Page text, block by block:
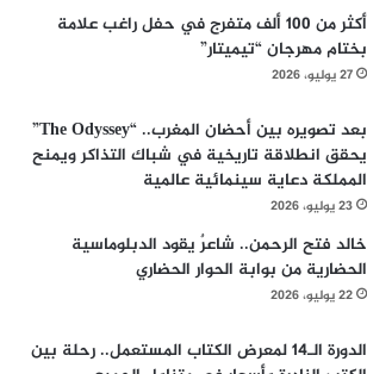
أكثر من 100 ألف متفرج في حفل راغب علامة
بختام مهرجان “تيميتار”
27 يوليو، 2026
بعد تصويره بين أحضان المغرب.. “The Odyssey”
يحقق انطلاقة تاريخية في شباك التذاكر ويمنح
المملكة دعاية سينمائية عالمية
23 يوليو، 2026
خالد فتح الرحمن.. شاعرٌ يقود الدبلوماسية
الحضارية من بوابة الحوار الحضاري
22 يوليو، 2026
الدورة الـ14 لمعرض الكتاب المستعمل.. رحلة بين